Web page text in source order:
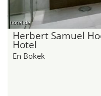
hotel.de
Herbert Samuel
Hotel
En Bokek